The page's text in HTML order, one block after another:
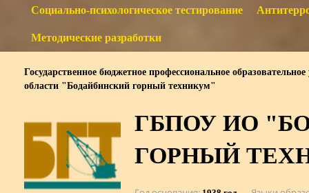
Социально-психологическое тестирование
Методические разработки
Государственное бюджетное профессиональное
области "Бодайбинский горный техникум"
ГБПОУ ИО
ГОРНЫЙ